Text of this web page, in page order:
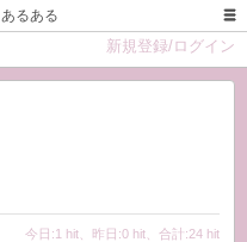
あるある
新規登録/ログイン
今日:1 hit、昨日:0 hit、合計:24 hit